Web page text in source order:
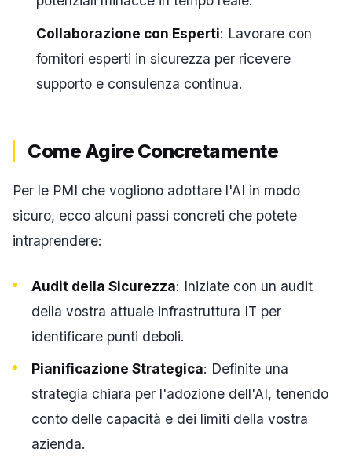
Collaborazione con Esperti: Lavorare con
fornitori esperti in sicurezza per ricevere
supporto e consulenza continua.
Come Agire Concretamente
Per le PMI che vogliono adottare l'AI in modo
sicuro, ecco alcuni passi concreti che potete
intraprendere:
Audit della Sicurezza: Iniziate con un audit
della vostra attuale infrastruttura IT per
identificare punti deboli.
Pianificazione Strategica: Definite una
strategia chiara per l'adozione dell'AI, tenendo
conto delle capacità e dei limiti della vostra
azienda.